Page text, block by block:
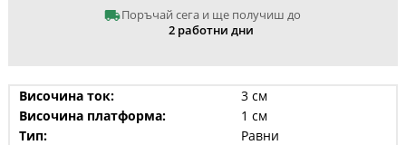
Поръчай сега и ще получиш до
2 работни дни
Височина ток:
3 см
Височина платформа:
1 см
Тип:
Равни